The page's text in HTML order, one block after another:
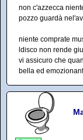
non c'azzecca
pozzo guardà
niente comprate
ldisco non rende
vi assicuro che
bella ed